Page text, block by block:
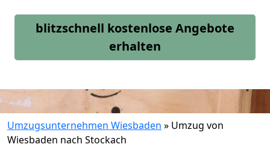
blitzschnell kostenlose Angebote
erhalten
Umzugsunternehmen Wiesbaden » Umzug von
Wiesbaden nach Stockach